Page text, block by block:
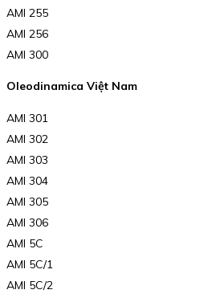
AMI 255
AMI 256
AMI 300
Oleodinamica Việt Nam
AMI 301
AMI 302
AMI 303
AMI 304
AMI 305
AMI 306
AMI 5C
AMI 5C/1
AMI 5C/2